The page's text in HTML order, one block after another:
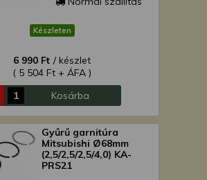
Készleten
6 990 Ft / készlet
( 5 504 Ft + ÁFA )
Kosárba
Gyűrű garnitúra
Mitsubishi Ø68mm
(2,5/2,5/2,5/4,0) KA-
PRS21